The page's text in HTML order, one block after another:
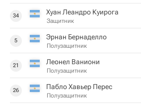
34 Хуан Леандро Куирога
Защитник
5 Эрнан Бернаделло
Полузащитник
21 Леонел Ваниони
Полузащитник
26 Пабло Хавьер Перес
Полузащитник